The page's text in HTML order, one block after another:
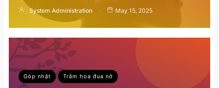
System Administration May 15, 2025
Góp nhặt Trăm hoa đua nở